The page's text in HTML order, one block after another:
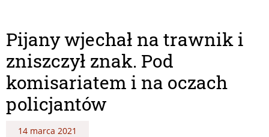
Pijany wjechał na trawnik i
zniszczył znak. Pod
komisariatem i na oczach
policjantów
14 marca 2021